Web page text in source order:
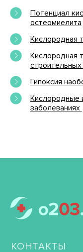
Потенциал
остеомиелита
Кислородная
Кислородная
Гипоксия
Кислородные
заболеваниях